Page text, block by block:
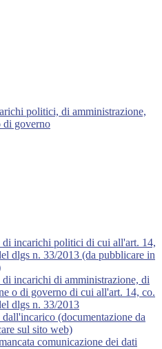
politici, di amministrazione,
di governo
incarichi politici di cui all'art. 14,
dlgs n. 33/2013 (da pubblicare in
incarichi di amministrazione, di
o di governo di cui all'art. 14, co.
dlgs n. 33/2013
dall'incarico (documentazione da
sul sito web)
comunicazione dei dati